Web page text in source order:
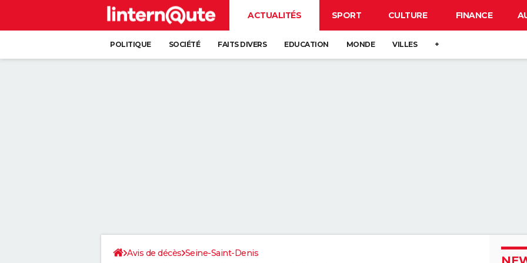
ACTUALITÉS SPORT CULTURE FINANCE
POLITIQUE SOCIÉTÉ FAITS DIVERS EDUCATION MONDE VILLES +
Avis de décès Seine-Saint-Denis